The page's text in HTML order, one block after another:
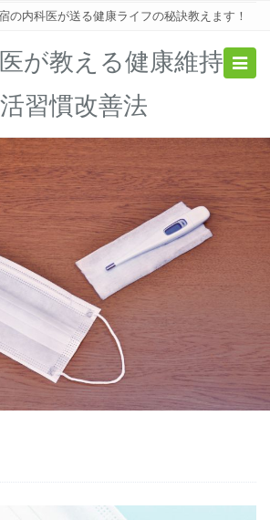
の内科医が送る健康ライフの秘訣教えます！
が教える健康維持
習慣改善法